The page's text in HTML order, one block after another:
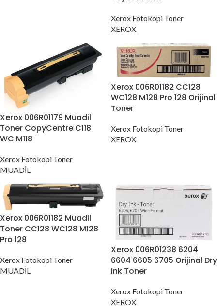
Xerox Fotokopi Toner
XEROX
Xerox 006R01179 Muadil
Toner CopyCentre C118
WC M118
Xerox Fotokopi Toner
MUADİL
Xerox 006R01182 CC128
WC128 M128 Pro 128 Orijinal
Toner
Xerox Fotokopi Toner
XEROX
Xerox 006R01182 Muadil
Toner CC128 WC128 M128
Pro 128
Xerox Fotokopi Toner
MUADİL
Xerox 006R01238 6204
6604 6605 6705 Orijinal Dry
Ink Toner
Xerox Fotokopi Toner
XEROX